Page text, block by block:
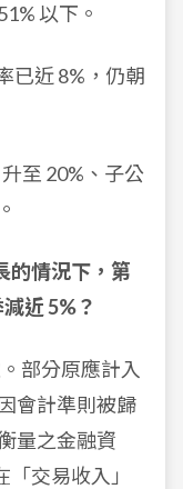
以下。
已近 8%，仍朝
至 20%、子公
的情況下，第
近 5%？
部分原應計入
會計準則被歸
量之金融資
交易收入」